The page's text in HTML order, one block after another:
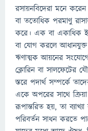
রসায়নবিদেরা মনে
বা ততোধিক পরমাণু
করে। এক বা একাধিক
বা যোগ করলে
ঋণাত্মক আয়নের
ক্লোরিন বা সালফেটের
স্তরে পদার্থ সম্পর্কে
একে অপরের সাথে
রূপান্তরিত হয়, তা
পরিবর্তন সাধন করতে